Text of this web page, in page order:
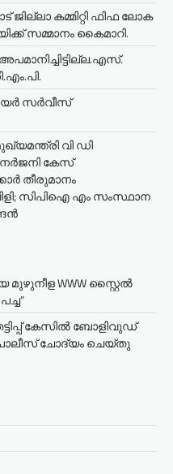
കമ്മിറ്റി ഫിഫ ലോക
സമ്മാനം കൈമാറി.
സര്‍വീസ്
വി ഡി
കേസ്
തീരുമാനം
സിപിഐ എം സംസ്ഥാന
WWW സ്റ്റൈൽ
കേസിൽ ബോളിവുഡ്
ചോദ്യം ചെയ്തു